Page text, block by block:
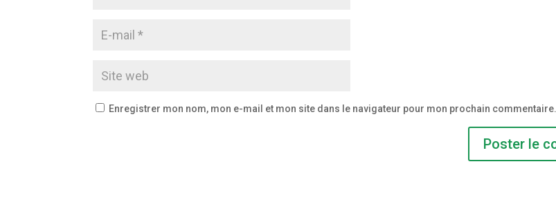
Enregistrer mon nom, mon e-mail et mon site dans le navigateur pour mon prochain commentaire.